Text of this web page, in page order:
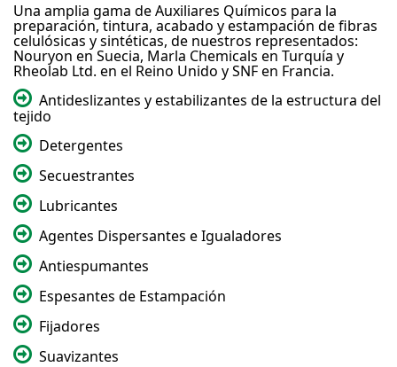
Una amplia gama de Auxiliares Químicos para la
preparación, tintura, acabado y estampación de fibras
celulósicas y sintéticas, de nuestros representados:
Nouryon en Suecia, Marla Chemicals en Turquía y
Rheolab Ltd. en el Reino Unido y SNF en Francia.
Antideslizantes y estabilizantes de la estructura del
tejido
Detergentes
Secuestrantes
Lubricantes
Agentes Dispersantes e Igualadores
Antiespumantes
Espesantes de Estampación
Fijadores
Suavizantes